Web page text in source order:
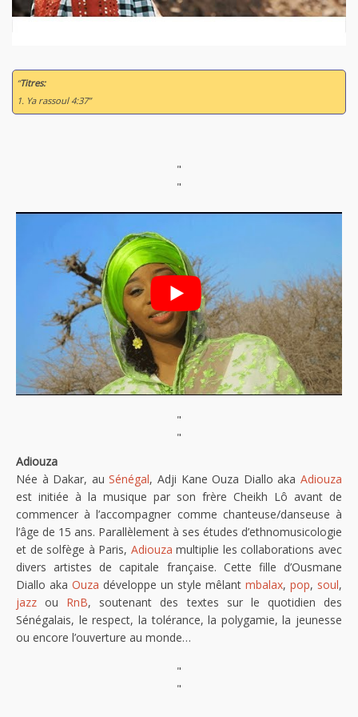
“Titres:
1. Ya rassoul 4:37”
"
"
"
"
Adiouza
Née à Dakar, auSénégal, Adji Kane Ouza Diallo akaAdiouza
est initiée à la musique par son frère Cheikh Lô avant de
commencer à l’accompagner comme chanteuse/danseuse à
l’âge de 15 ans. Parallèlement à ses études d’ethnomusicologie
et de solfège à Paris, Adiouza multiplie les collaborations avec
divers artistes de capitale française. Cette fille d’Ousmane
Diallo aka Ouza développe un style mêlant mbalax, pop, soul,
jazz ou RnB, soutenant des textes sur le quotidien des
Sénégalais, le respect, la tolérance, la polygamie, la jeunesse
ou encore l’ouverture au monde…
"
"